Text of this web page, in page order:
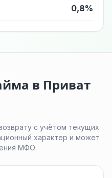
0,8%
в Приват
с учётом текущих
характер и может
МФО.